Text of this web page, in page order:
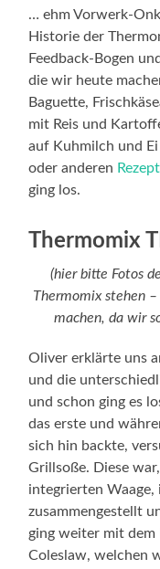
… ehm Vorwerk-
Historie der
Feedback-Bogen
die wir heute
Baguette,
mit Reis und
auf Kuhmilch und
oder anderen
ging los.
Thermomix
(hier bitte Fotos
Thermomix stehen
machen, da wir
Oliver erklärte uns
und die
und schon ging es
das erste und
sich hin backte,
Grillsoße. Diese
integrierten
zusammengestellt
ging weiter mit
Coleslaw, welchen